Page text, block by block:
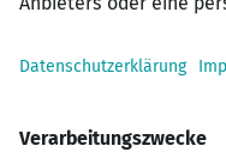
Persönliche
Eine